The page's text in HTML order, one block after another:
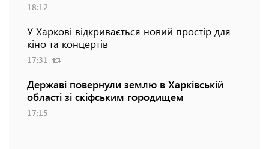
18:12
У Харкові відкривається новий простір для
кіно та концертів
17:31
Державі повернули землю в Харківській
області зі скіфським городищем
17:15